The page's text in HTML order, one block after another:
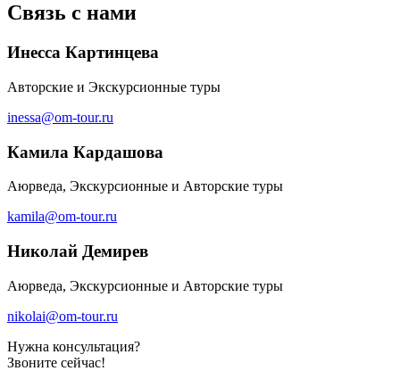
Связь с нами
Инесса Картинцева
Авторские и Экскурсионные туры
inessa@om-tour.ru
Камила Кардашова
Аюрведа, Экскурсионные и Авторские туры
kamila@om-tour.ru
Николай Демирев
Аюрведа, Экскурсионные и Авторские туры
nikolai@om-tour.ru
Нужна консультация?
Звоните сейчас!